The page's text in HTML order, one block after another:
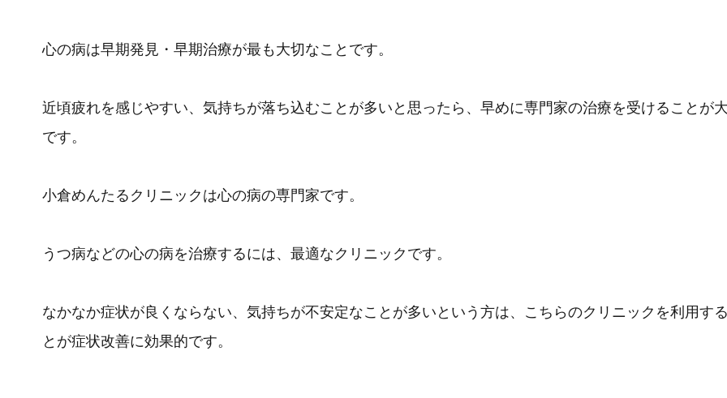
心の病は早期発見・早期治療が最も大切なことです。
近頃疲れを感じやすい、気持ちが落ち込むことが多いと思ったら、早めに専門家の治療を受けることが
です。
小倉めんたるクリニックは心の病の専門家です。
うつ病などの心の病を治療するには、最適なクリニックです。
なかなか症状が良くならない、気持ちが不安定なことが多いという方は、こちらのクリニックを利用す
とが症状改善に効果的です。